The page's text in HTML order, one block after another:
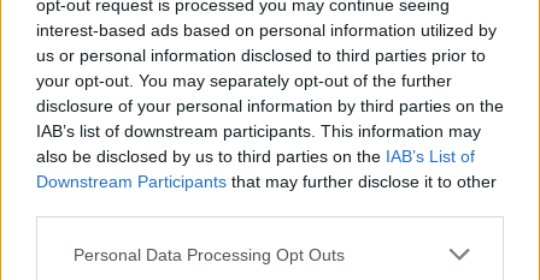
opt-out request is processed you may continue seeing
interest-based ads based on personal information utilized by
us or personal information disclosed to third parties prior to
your opt-out. You may separately opt-out of the further
disclosure of your personal information by third parties on the
IAB’s list of downstream participants. This information may
also be disclosed by us to third parties on the IAB’s List of
Downstream Participants that may further disclose it to other
Personal Data Processing Opt Outs
Спадането на Дунав принуди Румъния
да възобнови работата на въглищна
електроцентрала
06.08.2026 / 15:30